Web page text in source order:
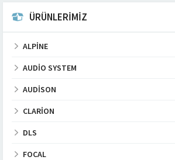
ÜRÜNLERİMİZ
ALPINE
AUDIO SYSTEM
AUDISON
CLARION
DLS
FOCAL